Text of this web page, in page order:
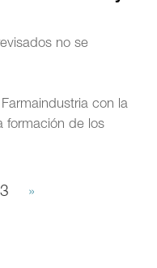
no se
con la
formación de los
3 »